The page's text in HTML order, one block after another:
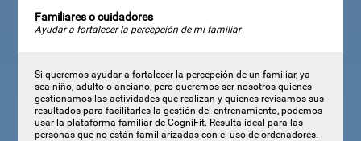
Familiares o cuidadores
Ayudar a fortalecer la percepción de mi familiar
Si queremos ayudar a fortalecer la percepción de un familiar, ya
sea niño, adulto o anciano, pero queremos ser nosotros quienes
gestionamos las actividades que realizan y quienes revisamos sus
resultados para facilitarles la gestión del entrenamiento, podemos
usar la plataforma familiar de CogniFit. Resulta ideal para las
personas que no están familiarizadas con el uso de ordenadores.